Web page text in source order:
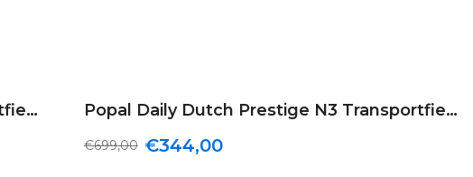
Popal Daily Dutch Prestige N3 Transportfiets 28 inch Dames 47cm Mat Zwart Popal Daily Dutch Prestige N3 Transportfiets 28 inch Dames 59cm Mat Zwart
€344,00
€699,00